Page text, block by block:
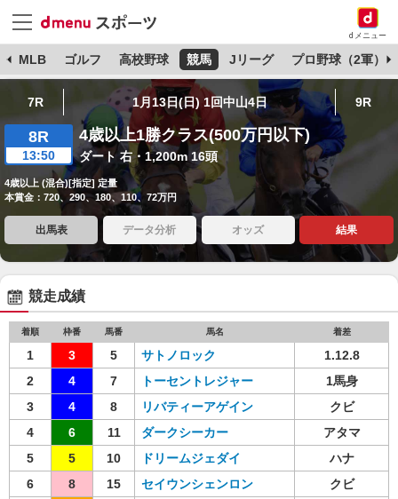
dメニュー
MLB ゴルフ 高校野球 競馬 Jリーグ プロ野球（2軍）
7R 1月13日(日) 1回中山4日 9R
8R
13:50
4歳以上1勝クラス(500万円以下)
ダート 右・1,200m 16頭
4歳以上 (混合)[指定] 定量
本賞金：720、290、180、110、72万円
出馬表 データ分析 オッズ 結果
競走成績
着順 枠番 馬番 馬名 着差
1 3 5 サトノロック
1.12.8
2
4 7 トーセントレジャー
1馬身
3
4 8 リバティーアゲイン
クビ
4
6 11 ダークシーカー
アタマ
5
5 10 ドリームジェダイ
ハナ
6
8 15 セイウンシェンロン
クビ